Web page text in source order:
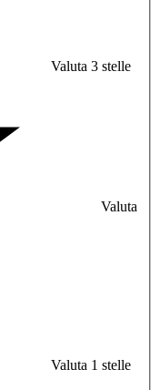
Valuta 3 stelle
Valuta
Valuta 1 stelle